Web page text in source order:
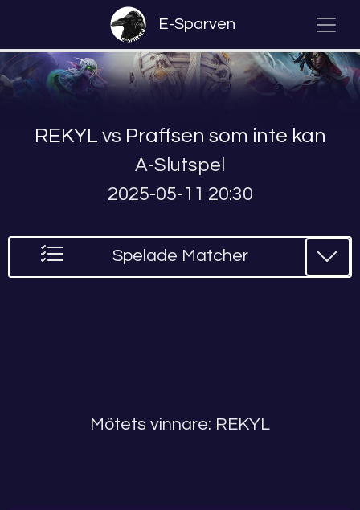
E-Sparven
REKYL vs Praffsen som inte kan
A-Slutspel
2025-05-11 20:30
Spelade Matcher
Mötets vinnare: REKYL